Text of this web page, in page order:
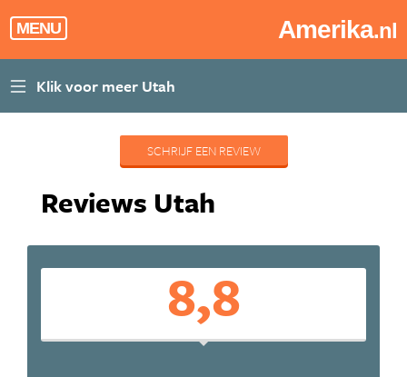
MENU Amerika.nl
SCHRIJF EEN REVIEW
Reviews Utah
8,8